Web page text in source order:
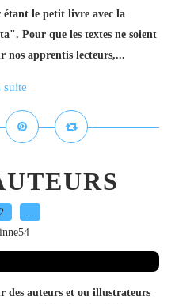
étant le petit livre avec la
Pour que les textes ne soient
nos apprentis lecteurs,...
suite
…
des auteurs et ou illustrateurs